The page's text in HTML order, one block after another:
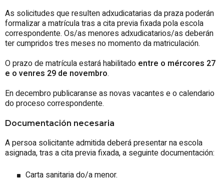
As solicitudes que resulten adxudicatarias da praza poderán
formalizar a matrícula tras a cita previa fixada pola escola
correspondente. Os/as menores adxudicatarios/as deberán
ter cumpridos tres meses no momento da matriculación.
O prazo de matrícula estará habilitado entre o mércores 27
e o venres 29 de novembro.
En decembro publicaranse as novas vacantes e o calendario
do proceso correspondente.
Documentación necesaria
A persoa solicitante admitida deberá presentar na escola
asignada,tras a cita previa fixada,a seguinte documentación:
Carta sanitaria do/a menor.